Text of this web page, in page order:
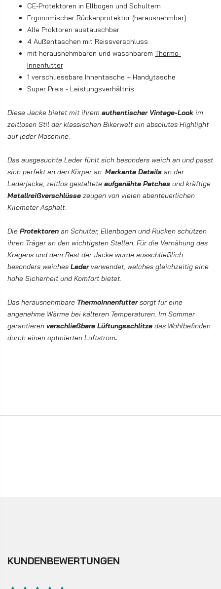
CE-Protektoren in Ellbogen und Schultern
Ergonomischer Rückenprotektor (herausnehmbar)
Alle Proktoren austauschbar
4 Außentaschen mit Reissverschluss
mit herausnehmbaren und waschbarem Thermo-
Innenfutter
1 verschliessbare Innentasche + Handytasche
Super Preis - Leistungsverhältnis
Diese Jacke bietet mit ihrem authentischer Vintage-Look im
zeitlosen Stil der klassischen Bikerwelt ein absolutes Highlight
auf jeder Maschine.
Das ausgesuchte Leder fühlt sich besonders weich an und passt
sich perfekt an den Körper an. Markante Details an der
Lederjacke, zeitlos gestaltete aufgenähte Patches und kräftige
Metallreißverschlüsse zeugen von vielen abenteuerlichen
Kilometer Asphalt.
Die Protektoren an Schulter, Ellenbogen und Rücken schützen
ihren Träger an den wichtigsten Stellen. Für die Vernähung des
Kragens und dem Rest der Jacke wurde ausschließlich
besonders weiches Lederverwendet, welches gleichzeitig eine
hohe Sicherheit und Komfort bietet.
Das herausnehmbare Thermoinnenfuttersorgt für eine
angenehme Wärme bei kälteren Temperaturen. Im Sommer
garantieren verschließbare Lüftungsschlitze das Wohlbefinden
durch einen optmierten Luftstrom.
KUNDENBEWERTUNGEN